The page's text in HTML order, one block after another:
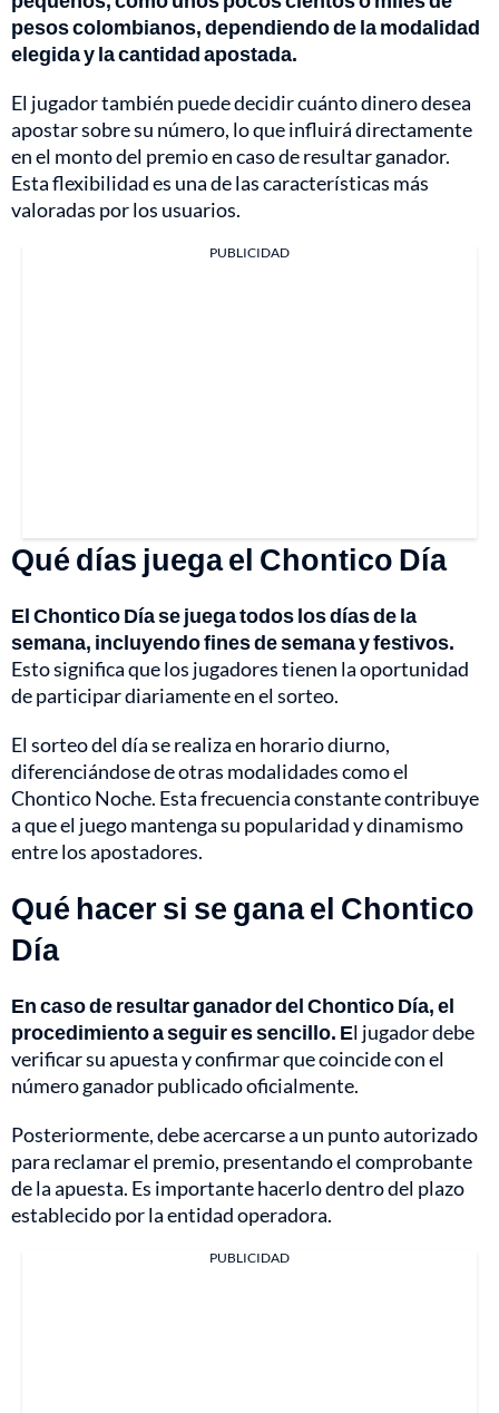
pesos colombianos, dependiendo de la modalidad
elegida y la cantidad apostada.
El jugador también puede decidir cuánto dinero desea
apostar sobre su número, lo que influirá directamente
en el monto del premio en caso de resultar ganador.
Esta flexibilidad es una de las características más
valoradas por los usuarios.
PUBLICIDAD
Qué días juega el Chontico Día
El Chontico Día se juega todos los días de la
semana, incluyendo fines de semana y festivos.
Esto significa que los jugadores tienen la oportunidad
de participar diariamente en el sorteo.
El sorteo del día se realiza en horario diurno,
diferenciándose de otras modalidades como el
Chontico Noche. Esta frecuencia constante contribuye
a que el juego mantenga su popularidad y dinamismo
entre los apostadores.
Qué hacer si se gana el Chontico
Día
En caso de resultar ganador del Chontico Día, el
procedimiento a seguir es sencillo. El jugador debe
verificar su apuesta y confirmar que coincide con el
número ganador publicado oficialmente.
Posteriormente, debe acercarse a un punto autorizado
para reclamar el premio, presentando el comprobante
de la apuesta. Es importante hacerlo dentro del plazo
establecido por la entidad operadora.
PUBLICIDAD